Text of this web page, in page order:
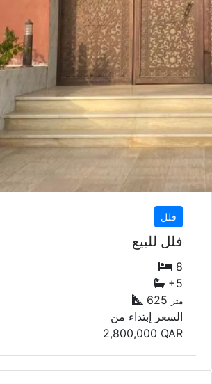
فلل
فلل للبيع
8
+5
625 متر
السعر إبتداء من
2,800,000 QAR